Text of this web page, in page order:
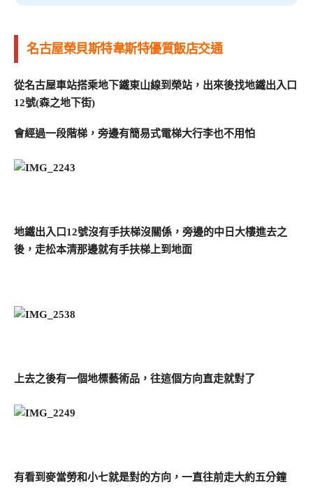
名古屋榮貝斯特韋斯特優質飯店交通
從名古屋車站搭乘地下鐵東山線到榮站，出來後找地鐵出入口
12號(森之地下街)
會經過一段階梯，旁邊有簡易式電梯大行李也不用怕
地鐵出入口12號沒有手扶梯沒關係，旁邊的中日大樓進去之
後，走松本清那邊就有手扶梯上到地面
上去之後有一個地標藝術品，往這個方向直走就對了
有看到麥當勞和小七就是對的方向，一直往前走大約五分鐘